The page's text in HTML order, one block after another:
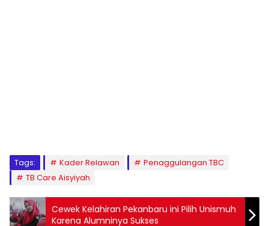
Tags: Kader Relawan
Penaggulangan TBC
TB Care Aisyiyah
Cewek Kelahiran Pekanbaru ini Pilih Unismuh
Karena Alumninya Sukses